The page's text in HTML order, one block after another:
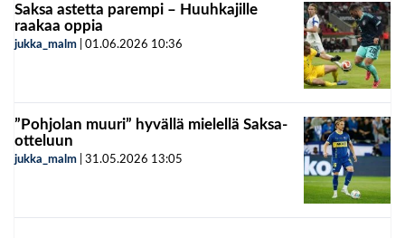
Saksa astetta parempi – Huuhkajille
raakaa oppia
jukka_malm 01.06.2026 10:36
”Pohjolan muuri” hyvällä mielellä Saksa-
otteluun
jukka_malm 31.05.2026 13:05